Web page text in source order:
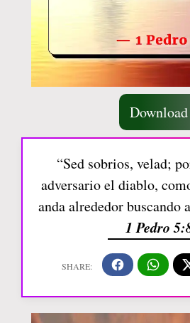
Download
“Sed sobrios, velad;
adversario el diablo,
anda alrededor buscando
1 Pedro